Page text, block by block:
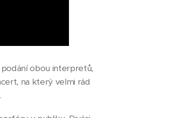
obou interpretů,
na který velmi rád